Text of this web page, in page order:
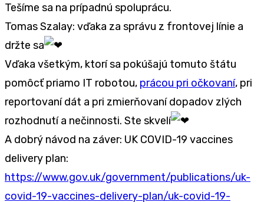
Tešíme sa na prípadnú spoluprácu.
Tomas Szalay: vďaka za správu z frontovej línie a
držte sa
Vďaka všetkým, ktorí sa pokúšajú tomuto štátu
pomôcť priamo IT robotou, prácou pri očkovaní, pri
reportovaní dát a pri zmierňovaní dopadov zlých
rozhodnutí a nečinnosti. Ste skvelí
A dobrý návod na záver: UK COVID-19 vaccines
delivery plan:
https://www.gov.uk/government/publications/uk-
covid-19-vaccines-delivery-plan/uk-covid-19-